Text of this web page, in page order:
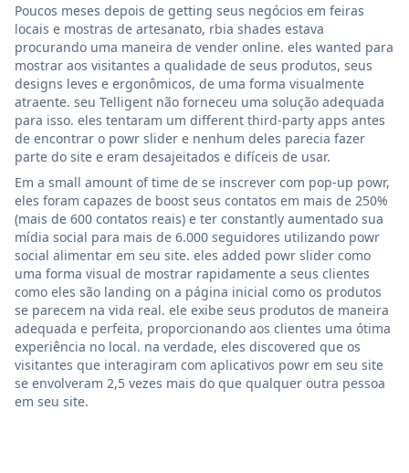
Poucos meses depois de getting seus negócios em feiras
locais e mostras de artesanato, rbia shades estava
procurando uma maneira de vender online. eles wanted para
mostrar aos visitantes a qualidade de seus produtos, seus
designs leves e ergonômicos, de uma forma visualmente
atraente. seu Telligent não forneceu uma solução adequada
para isso. eles tentaram um different third-party apps antes
de encontrar o powr slider e nenhum deles parecia fazer
parte do site e eram desajeitados e difíceis de usar.
Em a small amount of time de se inscrever com pop-up powr,
eles foram capazes de boost seus contatos em mais de 250%
(mais de 600 contatos reais) e ter constantly aumentado sua
mídia social para mais de 6.000 seguidores utilizando powr
social alimentar em seu site. eles added powr slider como
uma forma visual de mostrar rapidamente a seus clientes
como eles são landing on a página inicial como os produtos
se parecem na vida real. ele exibe seus produtos de maneira
adequada e perfeita, proporcionando aos clientes uma ótima
experiência no local. na verdade, eles discovered que os
visitantes que interagiram com aplicativos powr em seu site
se envolveram 2,5 vezes mais do que qualquer outra pessoa
em seu site.